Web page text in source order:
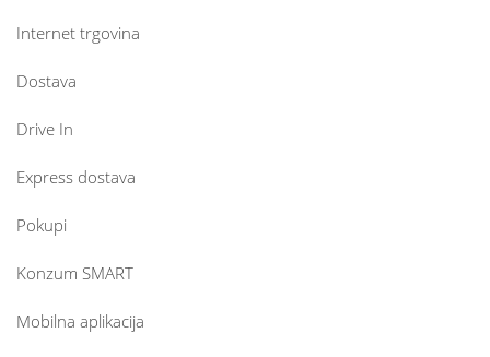
Internet trgovina
Dostava
Drive In
Express dostava
Pokupi
Konzum SMART
Mobilna aplikacija